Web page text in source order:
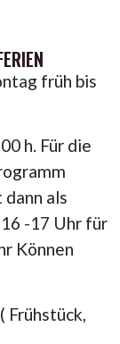
früh bis
h. Für die
als
-17 Uhr für
Können
( Frühstück,